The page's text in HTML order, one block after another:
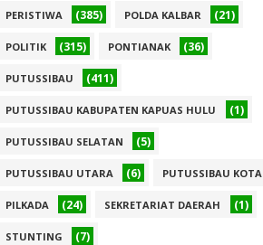
PERISTIWA (385) POLDA KALBAR (21)
POLITIK (315) PONTIANAK (36)
PUTUSSIBAU (411)
PUTUSSIBAU KABUPATEN KAPUAS HULU (1)
PUTUSSIBAU SELATAN (5)
PUTUSSIBAU UTARA (6) PUTUSSIBAU KOTA
PILKADA (24) SEKRETARIAT DAERAH (1)
STUNTING (7)